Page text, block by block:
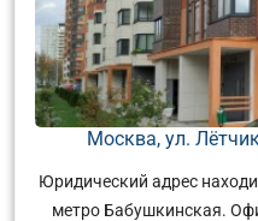
Москва, ул.
Юридический адрес
метро Бабушкинская.